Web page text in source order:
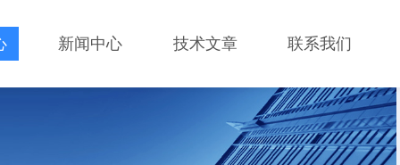
新闻中心 技术文章 联系我们